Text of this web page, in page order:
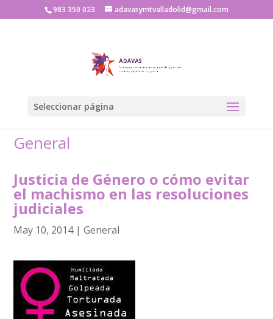
983 350 023 adavasymtvalladolid@gmail.com
Seleccionar página
General
Justicia de Género o cómo evitar
el machismo en las resoluciones
judiciales
May 10, 2014|General